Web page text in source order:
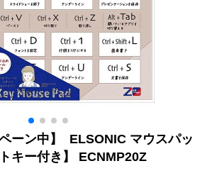
ーン中】 ELSONIC マウスパッ
キー付き】 ECNMP20Z